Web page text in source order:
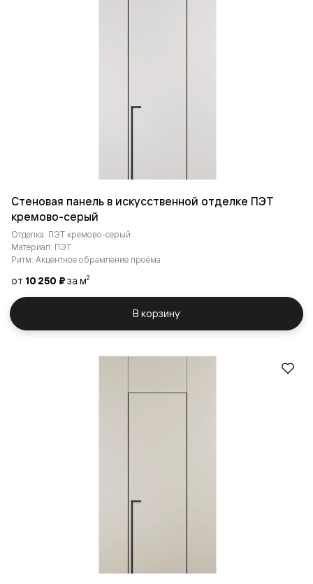
Стеновая панель в искусственной отделке ПЭТ
кремово-серый
Отделка: ПЭТ кремово-серый
Материал: ПЭТ
Ритм: Акцентное обрамление проёма
от 10 250 ₽за м2
В корзину